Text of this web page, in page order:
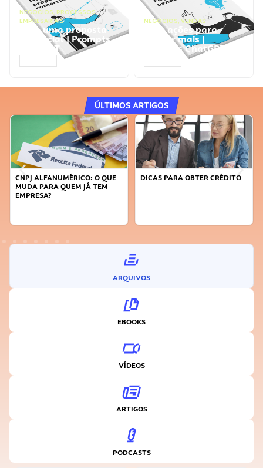
NEGÓCIOS, PROCESSOS
EMPRESARIAIS
Faça uma proposta
comercial | Prompts
ChatGPT
NEGÓCIOS, VENDAS
Faça ações para
vender mais |
Prompts ChatGPT
ÚLTIMOS ARTIGOS
CNPJ ALFANUMÉRICO: O QUE
MUDA PARA QUEM JÁ TEM
EMPRESA?
DICAS PARA OBTER CRÉDITO
ARQUIVOS
EBOOKS
VÍDEOS
ARTIGOS
PODCASTS